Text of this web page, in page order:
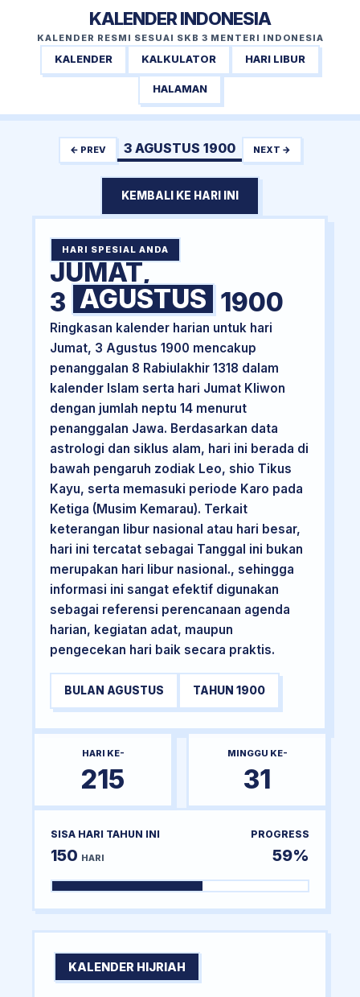
KALENDER INDONESIA
KALENDER RESMI SESUAI SKB 3 MENTERI INDONESIA
KALENDER KALKULATOR HARI LIBUR
HALAMAN
← PREV 3 AGUSTUS 1900 NEXT →
KEMBALI KE HARI INI
HARI SPESIAL ANDA
JUMAT,
3 AGUSTUS 1900
Ringkasan kalender harian untuk hari
Jumat, 3 Agustus 1900 mencakup
penanggalan 8 Rabiulakhir 1318 dalam
kalender Islam serta hari Jumat Kliwon
dengan jumlah neptu 14 menurut
penanggalan Jawa. Berdasarkan data
astrologi dan siklus alam, hari ini berada di
bawah pengaruh zodiak Leo, shio Tikus
Kayu, serta memasuki periode Karo pada
Ketiga (Musim Kemarau). Terkait
keterangan libur nasional atau hari besar,
hari ini tercatat sebagai Tanggal ini bukan
merupakan hari libur nasional., sehingga
informasi ini sangat efektif digunakan
sebagai referensi perencanaan agenda
harian, kegiatan adat, maupun
pengecekan hari baik secara praktis.
BULAN AGUSTUS TAHUN 1900
HARI KE-
215
MINGGU KE-
31
SISA HARI TAHUN INI
150 HARI
PROGRESS
59%
KALENDER HIJRIAH